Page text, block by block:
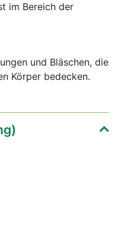
im Bereich der
und Bläschen, die
Körper bedecken.